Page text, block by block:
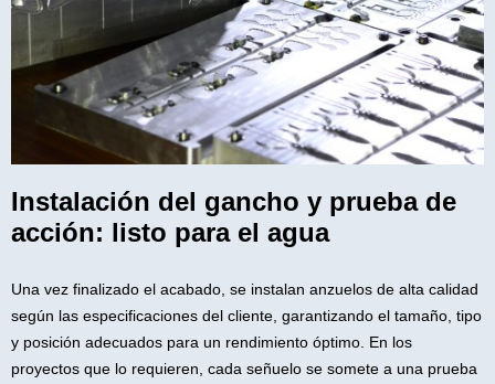
Instalación del gancho y prueba de
acción: listo para el agua
Una vez finalizado el acabado, se instalan anzuelos de alta calidad
según las especificaciones del cliente, garantizando el tamaño, tipo
y posición adecuados para un rendimiento óptimo. En los
proyectos que lo requieren, cada señuelo se somete a una prueba